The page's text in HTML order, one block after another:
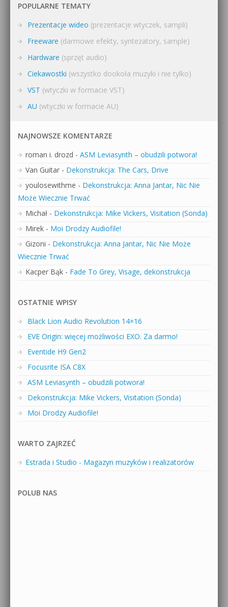
POPULARNE TEMATY
Prezentacje wideo (prezentacje wtyczek, sampli)
Freeware (darmowe efekty, syntezatory, sample)
Hardware (sprzęt audio)
Ciekawostki (wszystko dookoła muzyki i nie tylko)
VST (wtyczki w formacie VST)
AU (wtyczki w formacie AU)
NAJNOWSZE KOMENTARZE
roman i. drozd - ASM Leviasynth – obudzili potwora!
Van Guitar - Dekonstrukcja: The Cars, Drive
youlosewithme - Dekonstrukcja: Anna Jantar, Nic Nie
Może Wiecznie Trwać
Michał - Dekonstrukcja: Mike Vickers, Visitation (Sonda)
Mirek - Moi Drodzy Audiofile!
Gizoni - Dekonstrukcja: Anna Jantar, Nic Nie Może
Wiecznie Trwać
Kacper Bąk - Fade To Grey, Visage, dekonstrukcja
OSTATNIE WPISY
Black Lion Audio Revolution 14×16
EVE Origin: więcej możliwości EXO. Za darmo!
Eventide H9 Gen2
Focusrite ISA C8X
ASM Leviasynth – obudzili potwora!
Dekonstrukcja: Mike Vickers, Visitation (Sonda)
Moi Drodzy Audiofile!
WARTO ZAJRZEĆ
Estrada i Studio - Magazyn muzyków i realizatorów
POLUB NAS